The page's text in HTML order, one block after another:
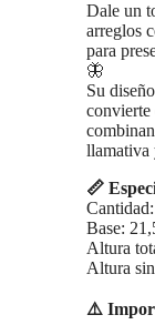
Dale un
arreglos
para
🦋
Su
convierte
llamativa
📏
Base:
Altura
Altura
⚠️